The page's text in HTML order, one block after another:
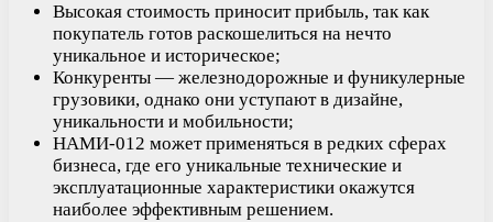
Высокая стоимость приносит прибыль, так как
покупатель готов раскошелиться на нечто
уникальное и историческое;
Конкуренты — железнодорожные и фуникулерные
грузовики, однако они уступают в дизайне,
уникальности и мобильности;
НАМИ-012 может применяться в редких сферах
бизнеса, где его уникальные технические и
эксплуатационные характеристики окажутся
наиболее эффективным решением.